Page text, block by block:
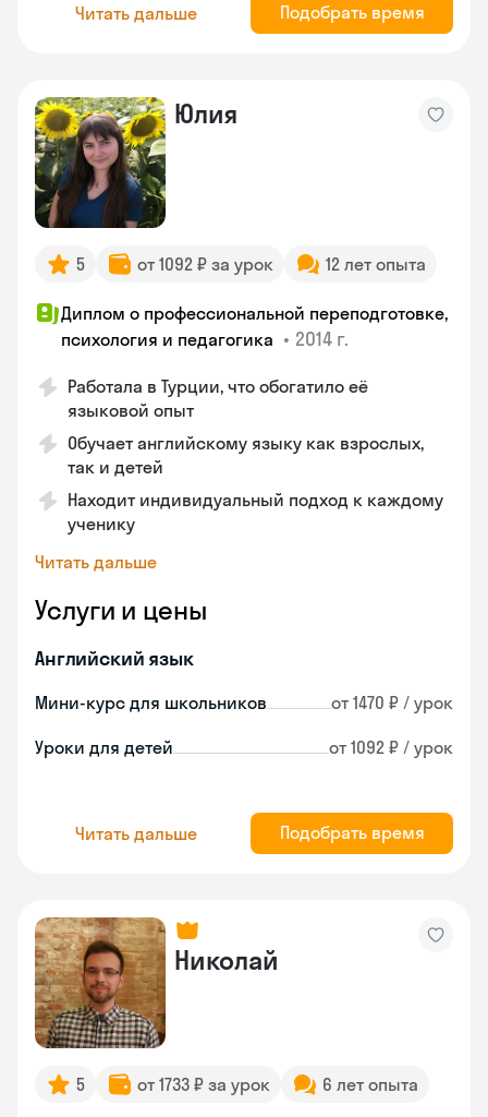
Читать дальше Подобрать время
Юлия
5 от 1092 ₽ за урок 12 лет опыта
Диплом о профессиональной переподготовке,
психология и педагогика • 2014 г.
Работала в Турции, что обогатило её
языковой опыт
Обучает английскому языку как взрослых,
так и детей
Находит индивидуальный подход к каждому
ученику
Читать дальше
Услуги и цены
Английский язык
Мини-курс для школьников от 1470 ₽ / урок
Уроки для детей от 1092 ₽ / урок
Читать дальше Подобрать время
Николай
5 от 1733 ₽ за урок 6 лет опыта